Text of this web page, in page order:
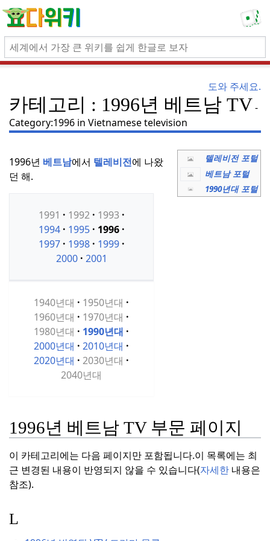
도와 주세요.
카테고리 : 1996년 베트남 TV
Category:1996 in Vietnamese television
텔레비전 포털
베트남 포털
1990년대 포털
1996년 베트남에서 텔레비전에 나왔
던 해.
1991 1992
1993
1994
1995
1996
1997
1998
1999
2000
2001
1940년대
1950년대
1960년대
1970년대
1980년대
1990년대
2000년대
2010년대
2020년대
2030년대
2040년대
1996년 베트남 TV 부문 페이지
이 카테고리에는 다음 페이지만 포함됩니다.이 목록에는 최
근 변경된 내용이 반영되지 않을 수 있습니다(자세한 내용은
참조).
L